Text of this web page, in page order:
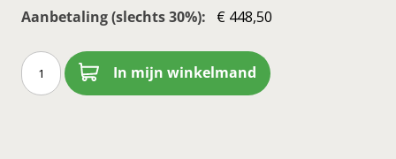
Aanbetaling (slechts 30%):
Deens
ovale
In mijn winkelmand